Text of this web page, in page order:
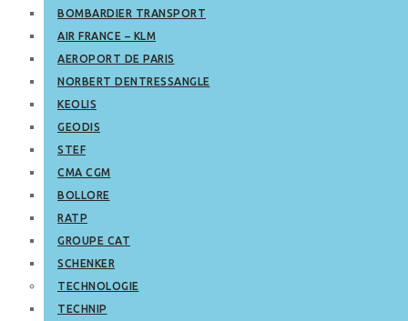
BOMBARDIER TRANSPORT
AIR FRANCE – KLM
AEROPORT DE PARIS
NORBERT DENTRESSANGLE
KEOLIS
GEODIS
STEF
CMA CGM
BOLLORE
RATP
GROUPE CAT
SCHENKER
TECHNOLOGIE
TECHNIP